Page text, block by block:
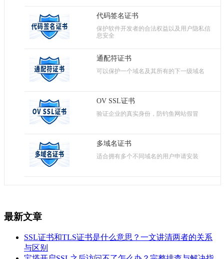
代码签名证书
保护软件开发者的合法权益以及用户隐私信
息安全
通配符证书
可以保护一个域名及其所有的下一级域名
OV SSL证书
验证企业的真实身份，防钓鱼网站假冒
多域名证书
适合拥有多个不同域名的用户申请安装
最新文章
SSL证书和TLS证书是什么意思？一文讲清两者的关系
与区别